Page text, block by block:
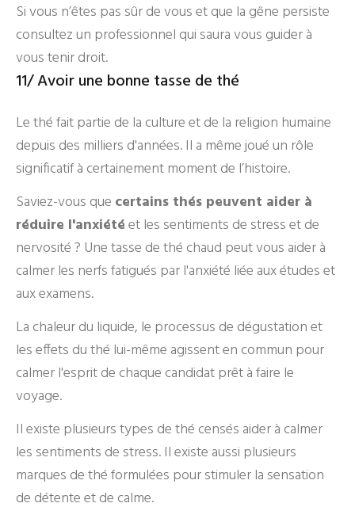
Si vous n’êtes pas sûr de vous et que la gêne persiste
consultez un professionnel qui saura vous guider à
vous tenir droit.
11/ Avoir une bonne tasse de thé
Le thé fait partie de la culture et de la religion humaine
depuis des milliers d'années. Il a même joué un rôle
significatif à certainement moment de l’histoire.
Saviez-vous que certains thés peuvent aider à
réduire l'anxiétéet les sentiments de stress et de
nervosité ? Une tasse de thé chaud peut vous aider à
calmer les nerfs fatigués par l'anxiété liée aux études et
aux examens.
La chaleur du liquide, le processus de dégustation et
les effets du thé lui-même agissent en commun pour
calmer l'esprit de chaque candidat prêt à faire le
voyage.
Il existe plusieurs types de thé censés aider à calmer
les sentiments de stress. Il existe aussi plusieurs
marques de thé formulées pour stimuler la sensation
de détente et de calme.